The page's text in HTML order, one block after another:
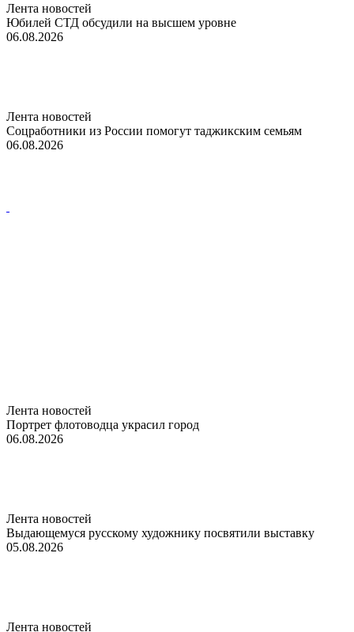
Лента новостей
Юбилей СТД обсудили на высшем уровне
06.08.2026
Лента новостей
Соцработники из России помогут таджикским семьям
06.08.2026
Лента новостей
Портрет флотоводца украсил город
06.08.2026
Лента новостей
Выдающемуся русскому художнику посвятили выставку
05.08.2026
Лента новостей